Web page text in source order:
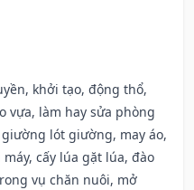
khởi tạo, động thổ,
vựa, làm hay sửa phòng
lót giường, may áo,
cấy lúa gặt lúa, đào
vụ chăn nuôi, mở